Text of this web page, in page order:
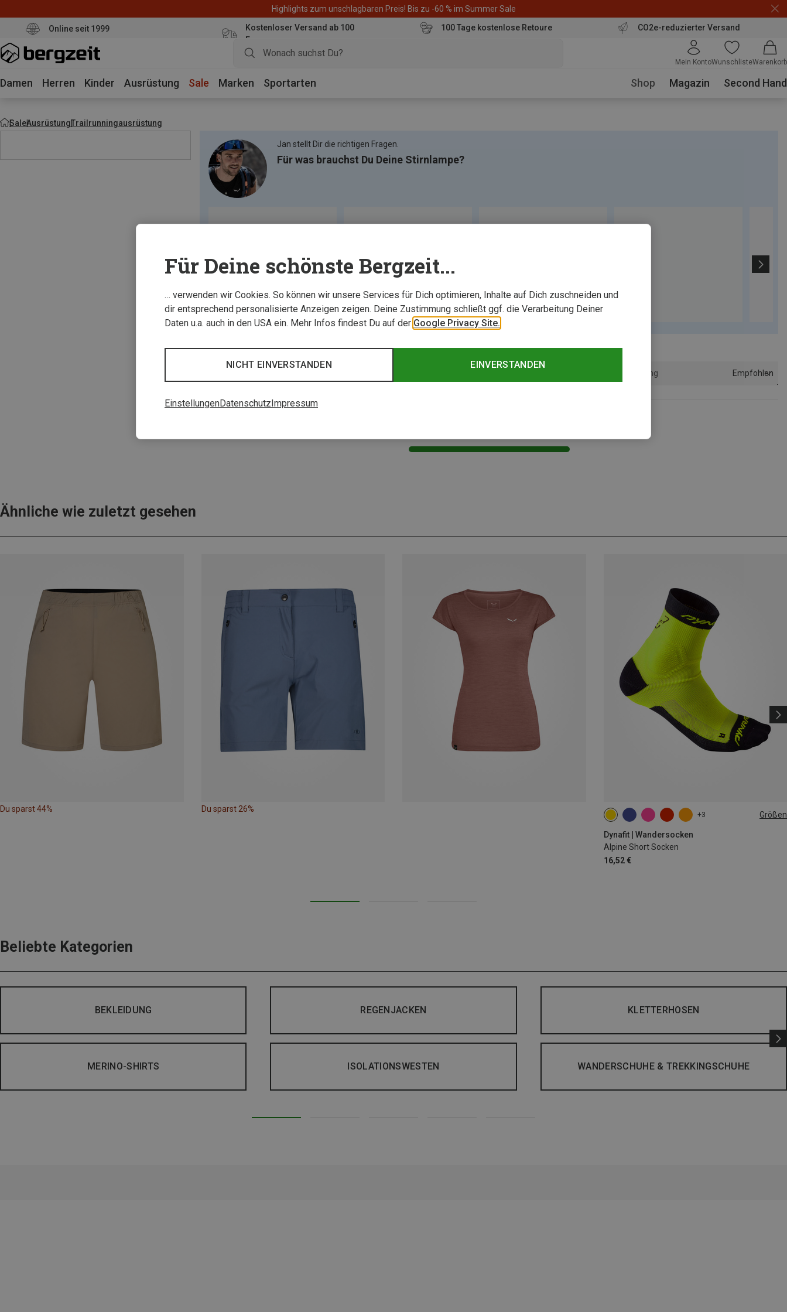
Highlights zum unschlagbaren Preis! Bis zu -60 % im Summer Sale
Online seit 1999
Kostenloser Versand ab 100
Euro
100 Tage kostenlose Retoure CO2e-reduzierter Versand
Mein KontoWunschlisteWarenkorb
Damen Herren Kinder Ausrüstung Sale Marken Sportarten Shop Magazin Second Hand
SaleAusrüstungTrailrunningausrüstung
Jan stellt Dir die richtigen Fragen.
Für was brauchst Du Deine Stirnlampe?
Sortierung Empfohlen
Ähnliche wie zuletzt gesehen
Du sparst 44% Du sparst 26%
+3 Größen
Dynafit | Wandersocken
Alpine Short Socken
16,52 €
35|36|37|38 39|40|41|42
Beliebte Kategorien
BEKLEIDUNG REGENJACKEN KLETTERHOSEN
MERINO-SHIRTS ISOLATIONSWESTEN WANDERSCHUHE & TREKKINGSCHUHE
Für Deine schönste Bergzeit...
… verwenden wir Cookies. So können wir unsere Services für Dich optimieren, Inhalte auf Dich zuschneiden und
dir entsprechend personalisierte Anzeigen zeigen. Deine Zustimmung schließt ggf. die Verarbeitung Deiner
Daten u.a. auch in den USA ein. Mehr Infos findest Du auf der Google Privacy Site.
EINVERSTANDEN
NICHT EINVERSTANDEN
EinstellungenDatenschutzImpressum